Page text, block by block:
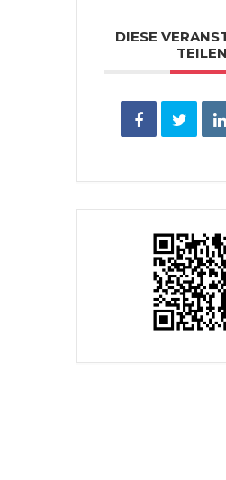
DIESE
TEILEN